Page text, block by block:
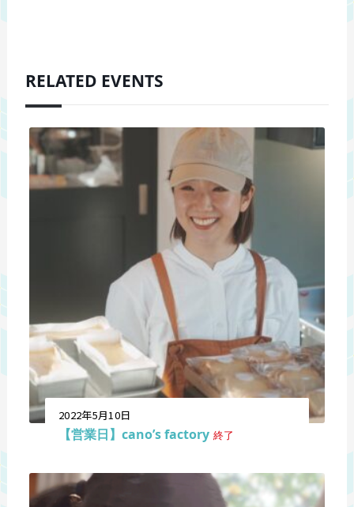
RELATED EVENTS
2022年5月10日
【営業日】cano’s factory 終了